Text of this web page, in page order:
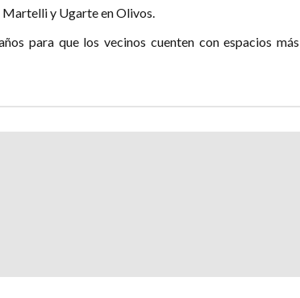
y Ugarte en Olivos.
para que los vecinos cuenten con espacios más